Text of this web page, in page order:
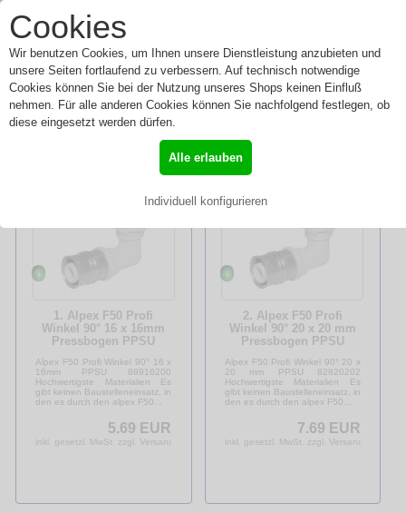
Cookies
Wir benutzen Cookies, um Ihnen unsere Dienstleistung anzubieten und
unsere Seiten fortlaufend zu verbessern. Auf technisch notwendige
Cookies können Sie bei der Nutzung unseres Shops keinen Einfluß
nehmen. Für alle anderen Cookies können Sie nachfolgend festlegen, ob
diese eingesetzt werden dürfen.
Alle erlauben
Individuell konfigurieren
Toggle
Menü
Winkel 90° PPSU
1. Alpex F50 Profi
Winkel 90° 16 x 16mm
Pressbogen PPSU
Alpex F50 Profi Winkel 90° 16 x
16mm PPSU 88916200
Hochwertigste Materialien Es
gibt keinen Baustelleneinsatz, in
den es durch den alpex F50...
5.69 EUR
inkl. gesetzl. MwSt. zzgl. Versandkosten
2. Alpex F50 Profi
Winkel 90° 20 x 20 mm
Pressbogen PPSU
Alpex F50 Profi Winkel 90° 20 x
20 mm PPSU 82820202
Hochwertigste Materialien Es
gibt keinen Baustelleneinsatz, in
den es durch den alpex F50...
7.69 EUR
inkl. gesetzl. MwSt. zzgl. Versandkosten